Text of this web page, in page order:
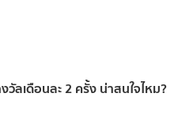
ลเดือนละ 2 ครั้ง น่าสนใจไหม?